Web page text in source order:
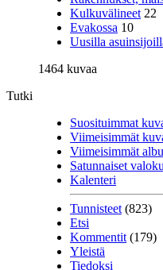
Kulkuvälineet 22
Evakossa 10
Uusilla
1464 kuvaa
Tutki
Suosituimmat
Viimeisimmät
Viimeisimmät
Satunnaiset
Kalenteri
Tunnisteet (823)
Etsi
Kommentit (179)
Yleistä
Tiedoksi